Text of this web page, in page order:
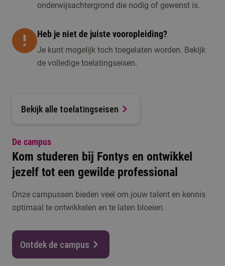
onderwijsachtergrond die nodig of gewenst is.
Heb je niet de juiste vooropleiding?
Je kunt mogelijk toch toegelaten worden. Bekijk
de volledige toelatingseisen.
Bekijk alle toelatingseisen
De campus
Kom studeren bij Fontys en ontwikkel
jezelf tot een gewilde professional
Onze campussen bieden veel om jouw talent en kennis
optimaal te ontwikkelen en te laten bloeien.
Ontdek de campus